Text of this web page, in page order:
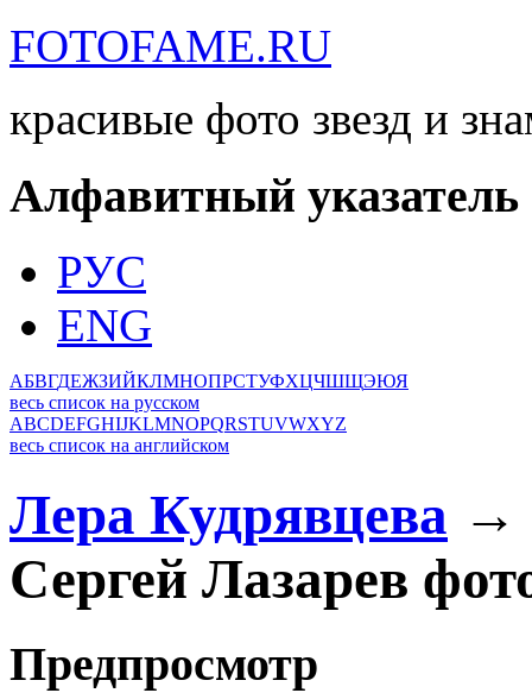
FOTOFAME.RU
красивые фото звезд и
Алфавитный указатель
РУС
ENG
АБВГДЕЖЗИЙКЛМНОПРСТУФХЦЧШЩЭЮЯ
весь список на русском
ABCDEFGHIJKLMNOPQRSTUVWXYZ
весь список на английском
Лера Кудрявцева →
Сергей Лазарев
Предпросмотр